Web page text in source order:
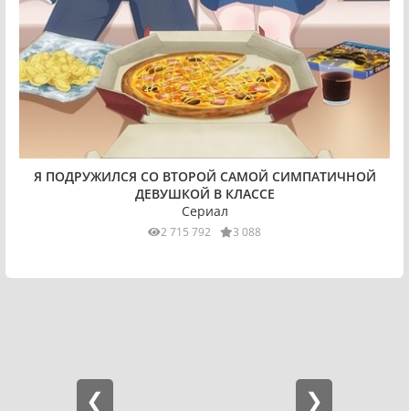
Я ПОДРУЖИЛСЯ СО ВТОРОЙ САМОЙ СИМПАТИЧНОЙ
ДЕВУШКОЙ В КЛАССЕ
Сериал
2 715 792 3 088